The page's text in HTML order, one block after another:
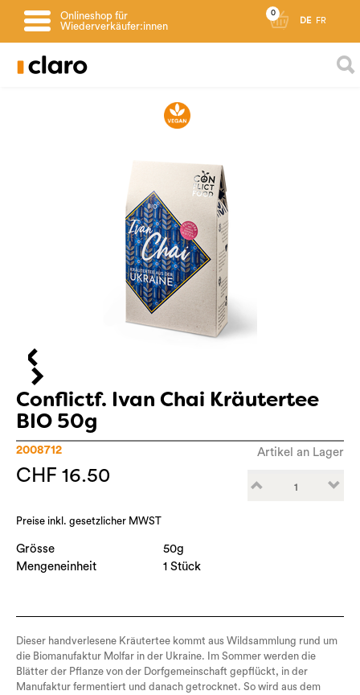
DE FR
0
Onlineshop für
Wiederverkäufer:innen
Conflictf. Ivan Chai Kräutertee
BIO 50g
2008712 Artikel an Lager
CHF 16.50
Preise inkl. gesetzlicher MWST
Grösse
50g
Mengeneinheit
1 Stück
Dieser handverlesene Kräutertee kommt aus Wildsammlung rund um
die Biomanufaktur Molfar in der Ukraine. Im Sommer werden die
Blätter der Pflanze von der Dorfgemeinschaft gepflückt, in der
Manufaktur fermentiert und danach getrocknet. So wird aus dem